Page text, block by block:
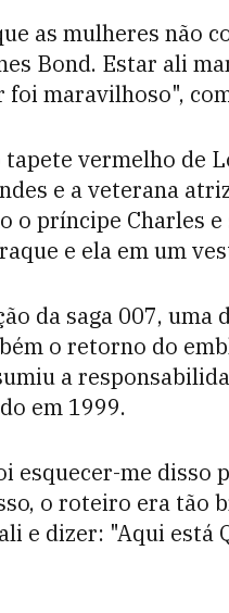
as mulheres não
Bond. Estar ali
foi maravilhoso",
vermelho de
e a veterana
o príncipe Charles
e ela em um
da saga 007, uma
o retorno do
a
em 1999.
esquecer-me disso
o roteiro era tão
e dizer: "Aqui está